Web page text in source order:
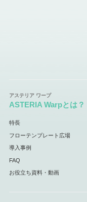
ASTERIA Warpとは？
特長
フローテンプレート広場
導入事例
FAQ
お役立ち資料・動画